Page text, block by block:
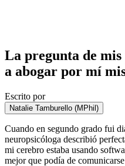
La pregunta de mis
a abogar por mí
Escrito por
Natalie Tamburello (MPhil)
Cuando en segundo grado fui
neuropsicóloga describió
mi cerebro estaba usando
mejor que podía de